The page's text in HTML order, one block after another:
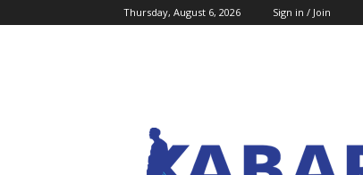
Thursday, August 6, 2026 Sign in / Join